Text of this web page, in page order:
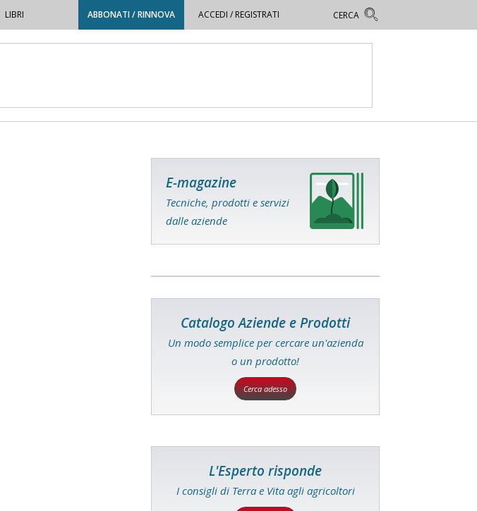
LIBRI ABBONATI / RINNOVA ACCEDI / REGISTRATI
E-magazine
Tecniche, prodotti e servizi
dalle aziende
Catalogo Aziende e Prodotti
Un modo semplice per cercare un'azienda
o un prodotto!
Cerca adesso
L'Esperto risponde
I consigli di Terra e Vita agli agricoltori